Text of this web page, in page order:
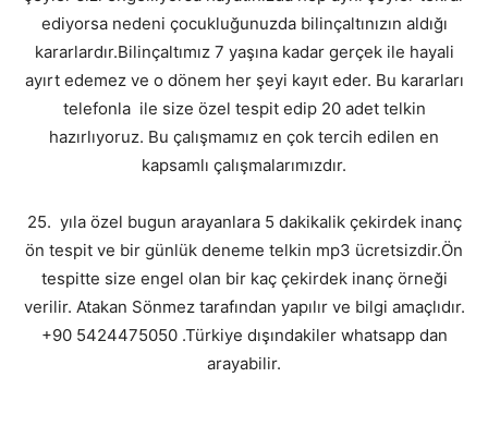
ediyorsa nedeni çocukluğunuzda bilinçaltınızın aldığı
kararlardır.Bilinçaltımız 7 yaşına kadar gerçek ile hayali
ayırt edemez ve o dönem her şeyi kayıt eder. Bu kararları
telefonla ile size özel tespit edip 20 adet telkin
hazırlıyoruz. Bu çalışmamız en çok tercih edilen en
kapsamlı çalışmalarımızdır.
25. yıla özel bugun arayanlara 5 dakikalik çekirdek inanç
ön tespit ve bir günlük deneme telkin mp3 ücretsizdir.Ön
tespitte size engel olan bir kaç çekirdek inanç örneği
verilir. Atakan Sönmez tarafından yapılır ve bilgi amaçlıdır.
+90 5424475050 .Türkiye dışındakiler whatsapp dan
arayabilir.